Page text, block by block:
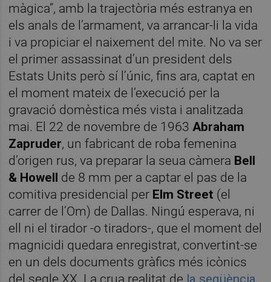
màgica”, amb la trajectòria més estranya en
els anals de l’armament, va arrancar-li la vida
i va propiciar el naixement del mite. No va ser
el primer assassinat d’un president dels
Estats Units però sí l’únic, fins ara, captat en
el moment mateix de l’execució per la
gravació domèstica més vista i analitzada
mai. El 22 de novembre de 1963 Abraham
Zapruder, un fabricant de roba femenina
d’origen rus, va preparar la seua càmera Bell
& Howell de 8 mm per a captar el pas de la
comitiva presidencial per Elm Street (el
carrer de l’Om) de Dallas. Ningú esperava, ni
ell ni el tirador -o tiradors-, que el moment del
magnicidi quedara enregistrat, convertint-se
en un dels documents gràfics més icònics
del segle XX. La crua realitat de la seqüència,